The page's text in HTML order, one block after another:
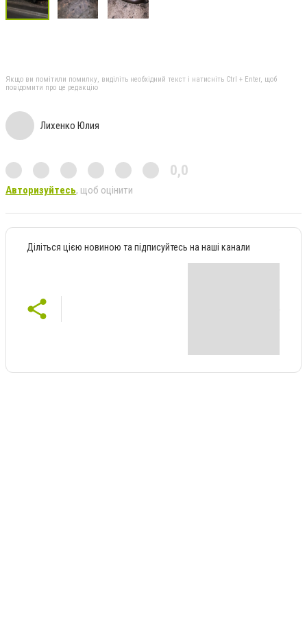
Якщо ви помітили помилку, виділіть необхідний текст і натисніть Ctrl + Enter, щоб
повідомити про це редакцію
Лихенко Юлия
0,0
Авторизуйтесь, щоб оцінити
Діліться цією новиною та підписуйтесь на наші канали